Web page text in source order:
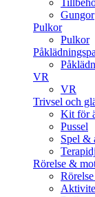
Gungor
Pulkor
Pulkor
VR
VR
Trivsel och
Kit för
Pussel
Spel &
Rörelse &